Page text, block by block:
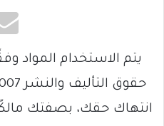
انتهاك حقك، بصفتك